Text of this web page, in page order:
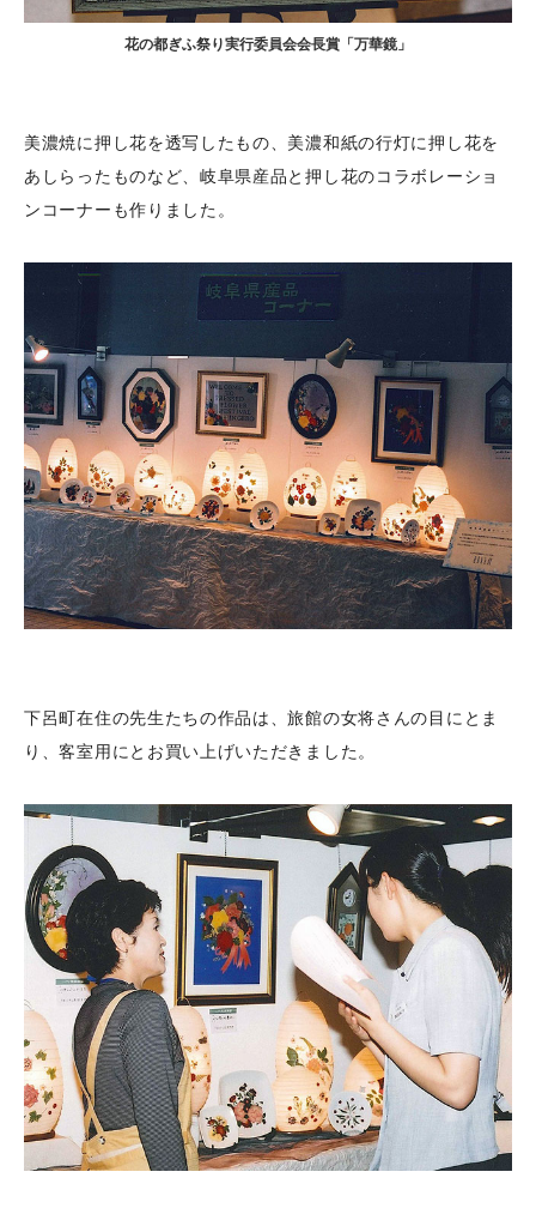
花の都ぎふ祭り実行委員会会長賞「万華鏡」
美濃焼に押し花を透写したもの、美濃和紙の行灯に押し花を
あしらったものなど、岐阜県産品と押し花のコラボレーショ
ンコーナーも作りました。
下呂町在住の先生たちの作品は、旅館の女将さんの目にとま
り、客室用にとお買い上げいただきました。